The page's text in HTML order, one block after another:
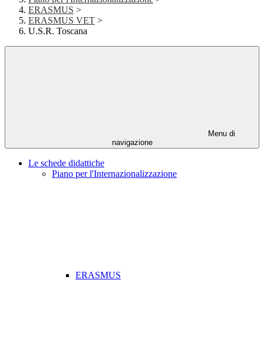
ERASMUS >
ERASMUS VET >
U.S.R. Toscana
Menu di
navigazione
Le schede didattiche
Piano per l'Internazionalizzazione
ERASMUS